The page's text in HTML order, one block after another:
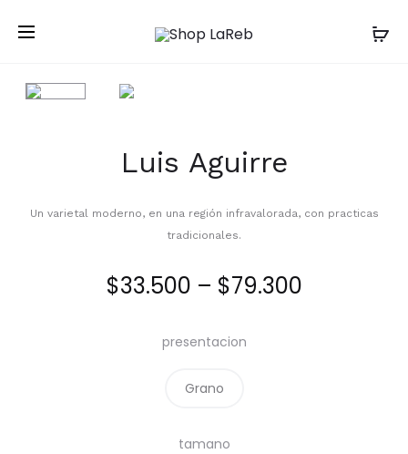
Luis Aguirre
Un varietal moderno, en una región infravalorada, con practicas
tradicionales.
$33.500 – $79.300Price
presentacion
Grano
tamano